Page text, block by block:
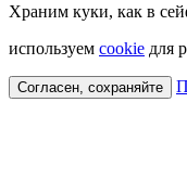
Храним куки, как в
используем cookie для
Согласен, сохраняйте